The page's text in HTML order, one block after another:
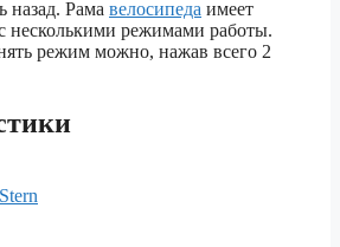
назад. Рама велосипеда имеет
несколькими режимами работы.
режим можно, нажав всего 2
Stern